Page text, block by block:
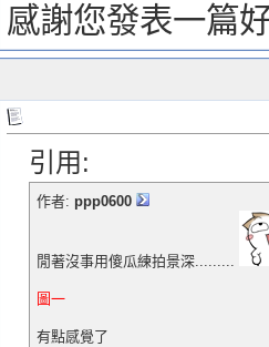
感謝您發表一篇
引用:
作者: ppp0600
閒著沒事用傻瓜練拍景深.........
圖一
有點感覺了